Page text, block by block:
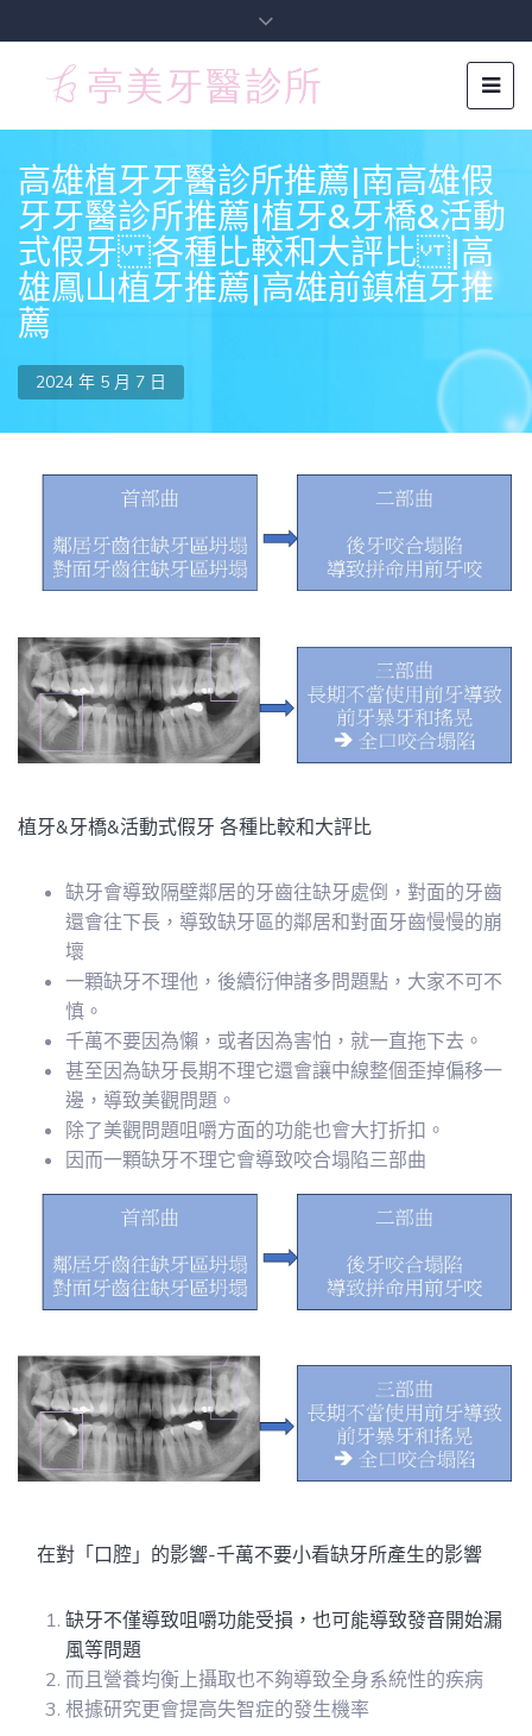
高雄植牙牙醫診所推薦|南高雄假
牙牙醫診所推薦|植牙&牙橋&活動
式假牙 各種比較和大評比 |高
雄鳳山植牙推薦|高雄前鎮植牙推
薦
2024 年 5 月 7 日
植牙&牙橋&活動式假牙 各種比較和大評比
缺牙會導致隔壁鄰居的牙齒往缺牙處倒，對面的牙齒
還會往下長，導致缺牙區的鄰居和對面牙齒慢慢的崩
壞
一顆缺牙不理他，後續衍伸諸多問題點，大家不可不
慎。
千萬不要因為懶，或者因為害怕，就一直拖下去。
甚至因為缺牙長期不理它還會讓中線整個歪掉偏移一
邊，導致美觀問題。
除了美觀問題咀嚼方面的功能也會大打折扣。
因而一顆缺牙不理它會導致咬合塌陷三部曲
在對「口腔」的影響-千萬不要小看缺牙所產生的影響
缺牙不僅導致咀嚼功能受損，也可能導致發音開始漏
風等問題
而且營養均衡上攝取也不夠導致全身系統性的疾病
根據研究更會提高失智症的發生機率